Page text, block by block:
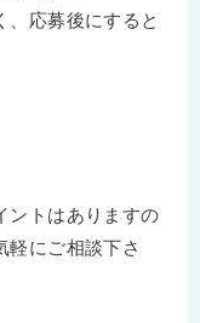
、応募後にすると
ントはありますの
軽にご相談下さ